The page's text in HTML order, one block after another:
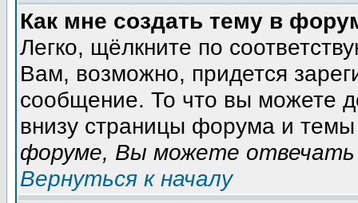
Как мне создать тему в
Легко, щёлкните по
Вам, возможно, придется
сообщение. То что вы можете
внизу страницы форума и
форуме, Вы можете отвечать
Вернуться к началу